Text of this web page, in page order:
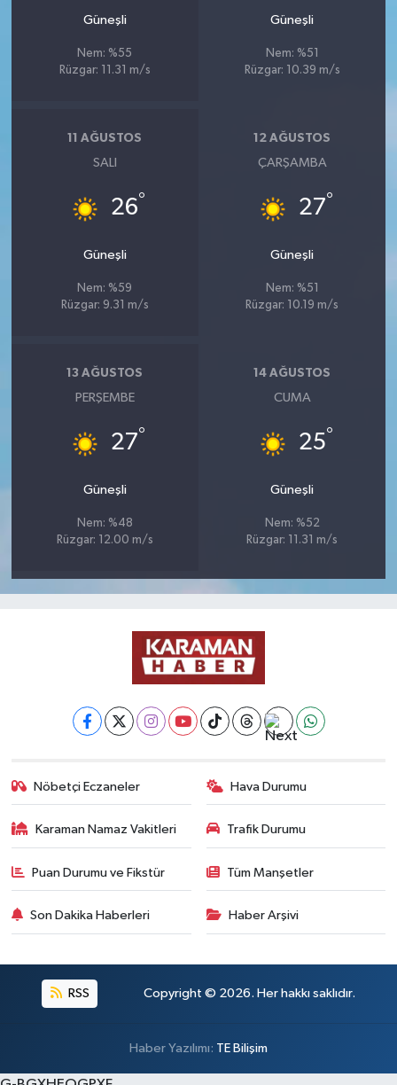
Güneşli
Nem: %55
Rüzgar: 11.31 m/s
Güneşli
Nem: %51
Rüzgar: 10.39 m/s
11 AĞUSTOS
SALI
26°
Güneşli
Nem: %59
Rüzgar: 9.31 m/s
12 AĞUSTOS
ÇARŞAMBA
27°
Güneşli
Nem: %51
Rüzgar: 10.19 m/s
13 AĞUSTOS
PERŞEMBE
27°
Güneşli
Nem: %48
Rüzgar: 12.00 m/s
14 AĞUSTOS
CUMA
25°
Güneşli
Nem: %52
Rüzgar: 11.31 m/s
Nöbetçi Eczaneler Hava Durumu
Karaman Namaz Vakitleri Trafik Durumu
Puan Durumu ve Fikstür Tüm Manşetler
Son Dakika Haberleri Haber Arşivi
RSS Copyright © 2026. Her hakkı saklıdır.
Haber Yazılımı: TE Bilişim